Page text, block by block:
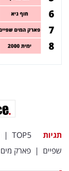
תגיות TOP5
|
שפיים | פארק מים